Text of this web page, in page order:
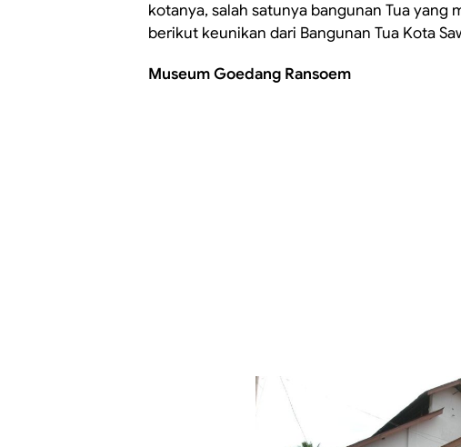
kotanya, salah satunya bangunan Tua yang
berikut keunikan dari Bangunan Tua Kota
Museum Goedang Ransoem